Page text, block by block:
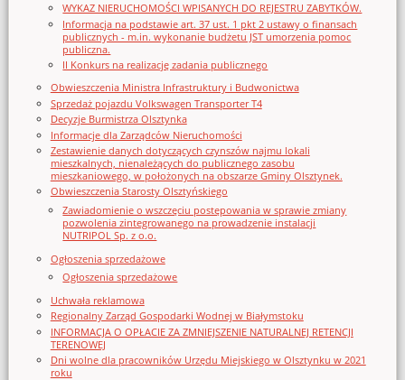
WYKAZ NIERUCHOMOŚCI WPISANYCH DO REJESTRU ZABYTKÓW.
Informacja na podstawie art. 37 ust. 1 pkt 2 ustawy o finansach
publicznych - m.in. wykonanie budżetu JST umorzenia pomoc
publiczna.
II Konkurs na realizację zadania publicznego
Obwieszczenia Ministra Infrastruktury i Budwonictwa
Sprzedaż pojazdu Volkswagen Transporter T4
Decyzje Burmistrza Olsztynka
Informacje dla Zarządców Nieruchomości
Zestawienie danych dotyczących czynszów najmu lokali
mieszkalnych, nienależących do publicznego zasobu
mieszkaniowego, w położonych na obszarze Gminy Olsztynek.
Obwieszczenia Starosty Olsztyńskiego
Zawiadomienie o wszczęciu postępowania w sprawie zmiany
pozwolenia zintegrowanego na prowadzenie instalacji
NUTRIPOL Sp. z o.o.
Ogłoszenia sprzedażowe
Ogłoszenia sprzedażowe
Uchwała reklamowa
Regionalny Zarząd Gospodarki Wodnej w Białymstoku
INFORMACJA O OPŁACIE ZA ZMNIEJSZENIE NATURALNEJ RETENCJI
TERENOWEJ
Dni wolne dla pracowników Urzędu Miejskiego w Olsztynku w 2021
roku